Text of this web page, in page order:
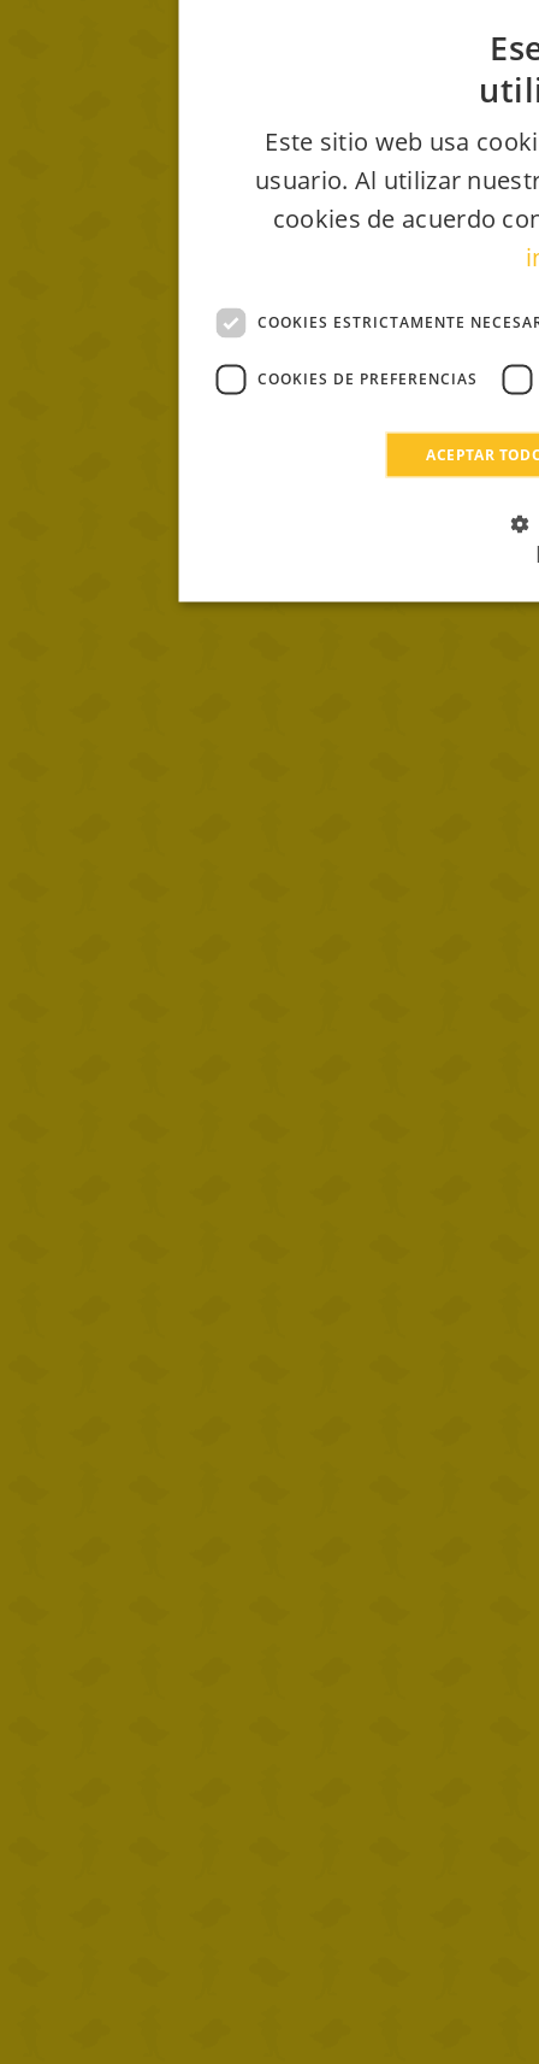
Este sitio web usa
usuario. Al utilizar
cookies de acuerdo
COOKIES ESTRICTAMENTE
COOKIES DE PREFERENCIAS
ACEPTAR